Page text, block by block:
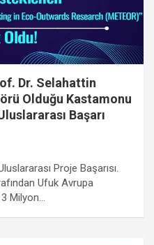
Dr. Selahattin
Olduğu Kastamonu
Başarı
Proje Başarısı.
Ufuk Avrupa
Milyon…